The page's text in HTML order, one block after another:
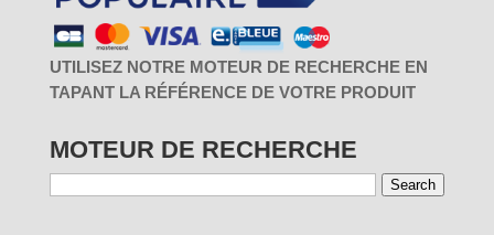
UTILISEZ NOTRE MOTEUR DE RECHERCHE EN
TAPANT LA RÉFÉRENCE DE VOTRE PRODUIT
MOTEUR DE RECHERCHE
Search